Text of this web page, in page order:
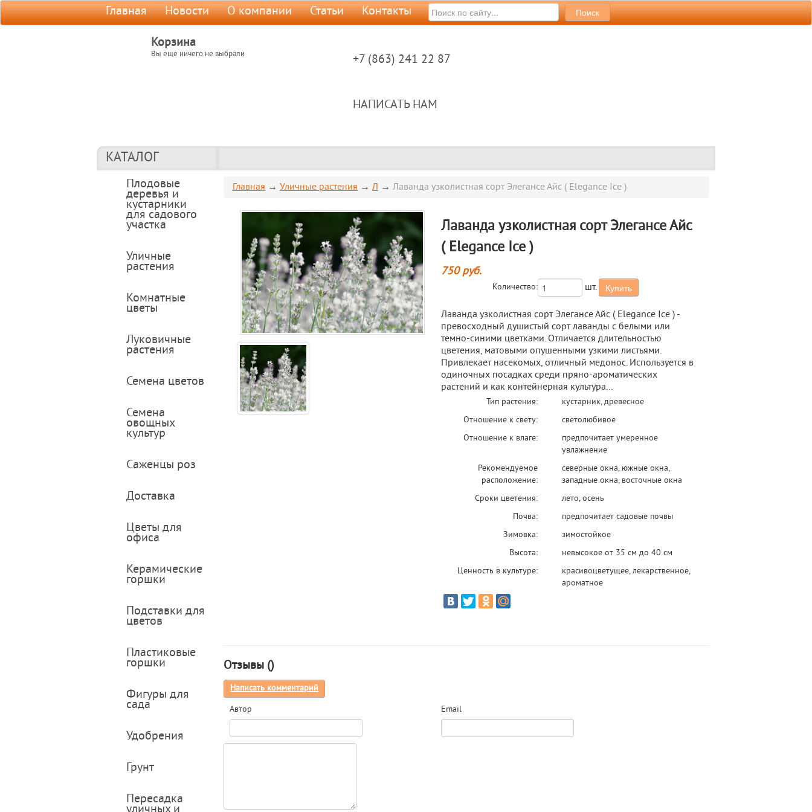
Главная Новости О компании Статьи Контакты
Корзина
Вы еще ничего не выбрали +7 (863) 241 22 87
НАПИСАТЬ НАМ
КАТАЛОГ
Плодовые
деревья и
кустарники
для садового
участка
Уличные
растения
Комнатные
цветы
Луковичные
растения
Семена цветов
Семена
овощных
культур
Саженцы роз
Доставка
Цветы для
офиса
Керамические
горшки
Подставки для
цветов
Пластиковые
горшки
Фигуры для
сада
Удобрения
Грунт
Пересадка
Главная → Уличные растения → Л → Лаванда узколистная сорт Элегансе Айс ( Elegance Ice )
Лаванда узколистная сорт Элегансе Айс
( Elegance Ice )
750руб.
Количество: шт. Купить
Лаванда узколистная сорт Элегансе Айс ( Elegance Ice ) -
превосходный душистый сорт лаванды с белыми или
темно-синими цветками. Отличается длительностью
цветения, матовыми опушенными узкими листьями.
Привлекает насекомых, отличный медонос. Используется в
одиночных посадках среди пряно-ароматических
растений и как контейнерная культура...
Тип растения:
кустарник, древесное
Отношение к свету:
светолюбивое
Отношение к влаге:
предпочитает умеренное
увлажнение
Рекомендуемое
расположение:
северные окна, южные окна,
западные окна, восточные окна
Сроки цветения:
лето, осень
Почва:
предпочитает садовые почвы
Зимовка:
зимостойкое
Высота:
невысокое от 35 см до 40 см
Ценность в культуре:
красивоцветущее, лекарственное,
ароматное
Отзывы ()
Написать комментарий
Автор Email